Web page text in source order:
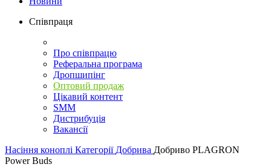
Співпраця
Про співпрацю
Реферальна програма
Дропшипінг
Оптовий продаж
Цікавий контент
SMM
Дистрибуція
Вакансії
Насіння коноплі Категорії Добрива Добриво PLAGRON
Power Buds